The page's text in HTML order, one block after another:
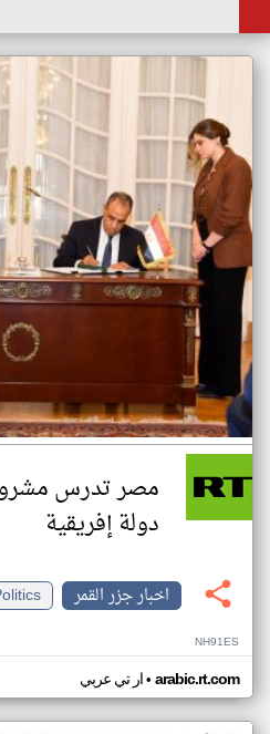
مصر تدرس
دولة إفريقية
اخبار جزر القمر
NH91ES
ار تي عربي• arabic.rt.com